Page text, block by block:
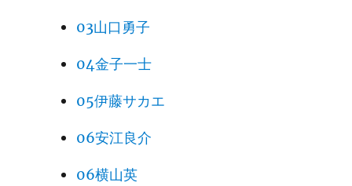
03山口勇子
04金子一士
05伊藤サカエ
06安江良介
06横山英